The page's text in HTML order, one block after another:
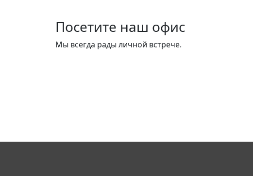
Посетите наш офис
Мы всегда рады личной встрече.